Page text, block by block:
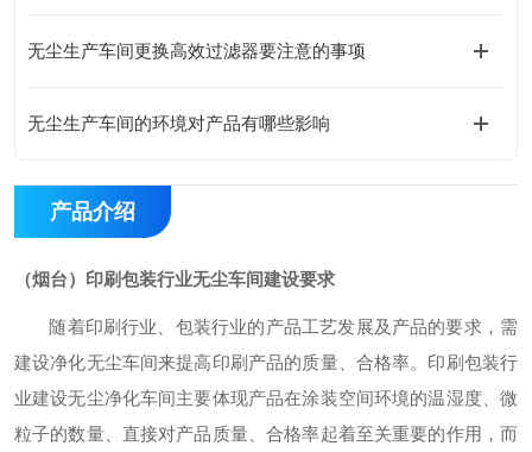
无尘生产车间更换高效过滤器要注意的事项
无尘生产车间的环境对产品有哪些影响
产品介绍
（烟台）印刷包装行业无尘车间建设要求
随着印刷行业、包装行业的产品工艺发展及产品的要求，需
建设净化无尘车间来提高印刷产品的质量、合格率。印刷包装行
业建设无尘净化车间主要体现产品在涂装空间环境的温湿度、微
粒子的数量、直接对产品质量、合格率起着至关重要的作用，而